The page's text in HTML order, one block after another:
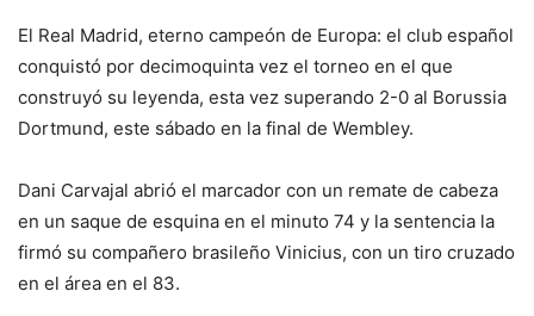
El Real Madrid, eterno campeón de Europa: el club español
conquistó por decimoquinta vez el torneo en el que
construyó su leyenda, esta vez superando 2-0 al Borussia
Dortmund, este sábado en la final de Wembley.
Dani Carvajal abrió el marcador con un remate de cabeza
en un saque de esquina en el minuto 74 y la sentencia la
firmó su compañero brasileño Vinicius, con un tiro cruzado
en el área en el 83.